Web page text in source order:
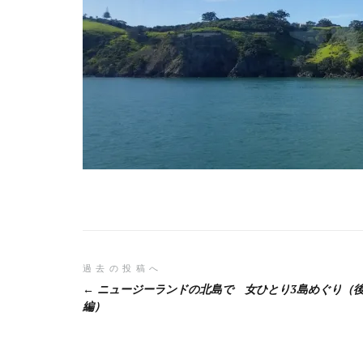
投
稿
過去の投稿へ
ニュージーランドの北島で 女ひとり3島めぐり（
編）